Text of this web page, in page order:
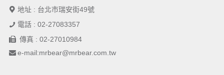
地址 : 台北市瑞安街49號
電話 : 02-27083357
傳真 : 02-27010984
e-mail:mrbear@mrbear.com.tw